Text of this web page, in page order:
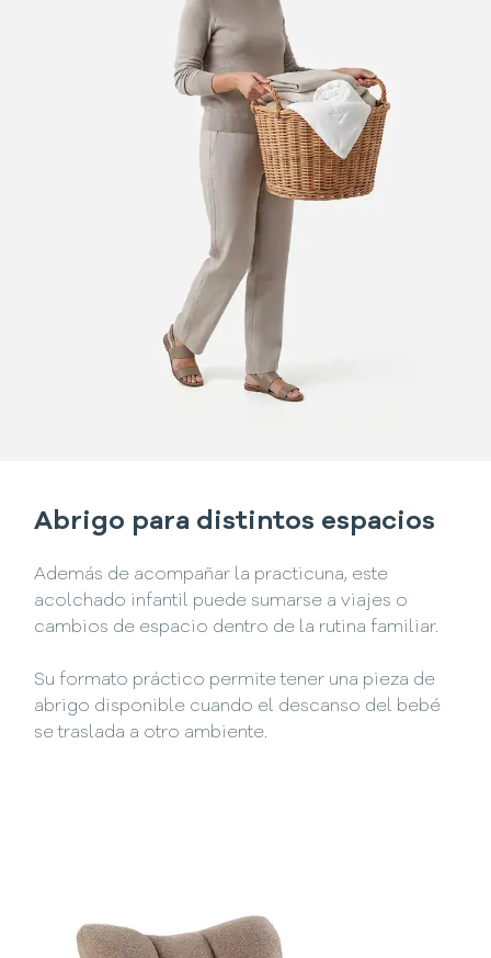
Abrigo para distintos espacios
Además de acompañar la practicuna, este
acolchado infantil puede sumarse a viajes o
cambios de espacio dentro de la rutina familiar.
Su formato práctico permite tener una pieza de
abrigo disponible cuando el descanso del bebé
se traslada a otro ambiente.